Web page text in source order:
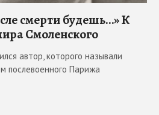
смерти будешь…» К
Смоленского
автор, которого называли
послевоенного Парижа